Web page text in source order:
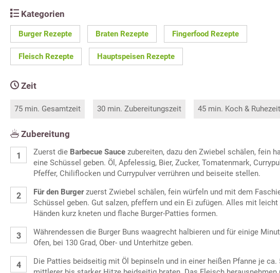
Kategorien
Burger Rezepte Braten Rezepte Fingerfood Rezepte
Fleisch Rezepte Hauptspeisen Rezepte
Zeit
75 min. Gesamtzeit 30 min. Zubereitungszeit 45 min. Koch & Ruhezeit
Zubereitung
Zuerst die Barbecue Sauce zubereiten, dazu den Zwiebel schälen, fein
eine Schüssel geben. Öl, Apfelessig, Bier, Zucker, Tomatenmark,
Pfeffer, Chiliflocken und Currypulver verrühren und beiseite stellen.
Für den Burgerzuerst Zwiebel schälen, fein würfeln und mit dem
Schüssel geben. Gut salzen, pfeffern und ein Ei zufügen. Alles mit
Händen kurz kneten und flache Burger-Patties formen.
Währendessen die Burger Buns waagrecht halbieren und für einige
Ofen, bei 130 Grad, Ober- und Unterhitze geben.
Die Patties beidseitig mit Öl bepinseln und in einer heißen Pfanne je ca.